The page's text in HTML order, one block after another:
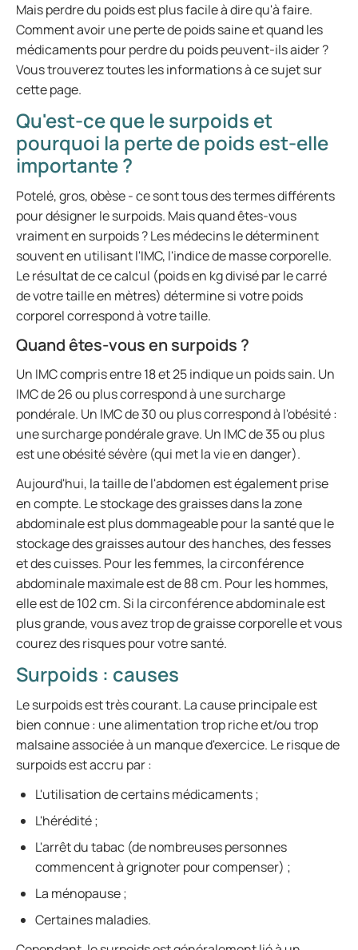
Mais perdre du poids est plus facile à dire qu'à faire.
Comment avoir une perte de poids saine et quand les
médicaments pour perdre du poids peuvent-ils aider ?
Vous trouverez toutes les informations à ce sujet sur
cette page.
Qu'est-ce que le surpoids et
pourquoi la perte de poids est-elle
importante ?
Potelé, gros, obèse - ce sont tous des termes différents
pour désigner le surpoids. Mais quand êtes-vous
vraiment en surpoids ? Les médecins le déterminent
souvent en utilisant l'IMC, l'indice de masse corporelle.
Le résultat de ce calcul (poids en kg divisé par le carré
de votre taille en mètres) détermine si votre poids
corporel correspond à votre taille.
Quand êtes-vous en surpoids ?
Un IMC compris entre 18 et 25 indique un poids sain. Un
IMC de 26 ou plus correspond à une surcharge
pondérale. Un IMC de 30 ou plus correspond à l'obésité :
une surcharge pondérale grave. Un IMC de 35 ou plus
est une obésité sévère (qui met la vie en danger).
Aujourd'hui, la taille de l'abdomen est également prise
en compte. Le stockage des graisses dans la zone
abdominale est plus dommageable pour la santé que le
stockage des graisses autour des hanches, des fesses
et des cuisses. Pour les femmes, la circonférence
abdominale maximale est de 88 cm. Pour les hommes,
elle est de 102 cm. Si la circonférence abdominale est
plus grande, vous avez trop de graisse corporelle et vous
courez des risques pour votre santé.
Surpoids : causes
Le surpoids est très courant. La cause principale est
bien connue : une alimentation trop riche et/ou trop
malsaine associée à un manque d'exercice. Le risque de
surpoids est accru par :
L'utilisation de certains médicaments ;
L'hérédité ;
L'arrêt du tabac (de nombreuses personnes
commencent à grignoter pour compenser) ;
La ménopause ;
Certaines maladies.